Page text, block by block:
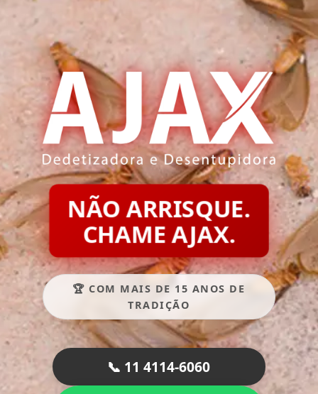
NÃO ARRISQUE.
CHAME AJAX.
🏆 COM MAIS DE 15 ANOS DE
TRADIÇÃO
📞 11 4114-6060